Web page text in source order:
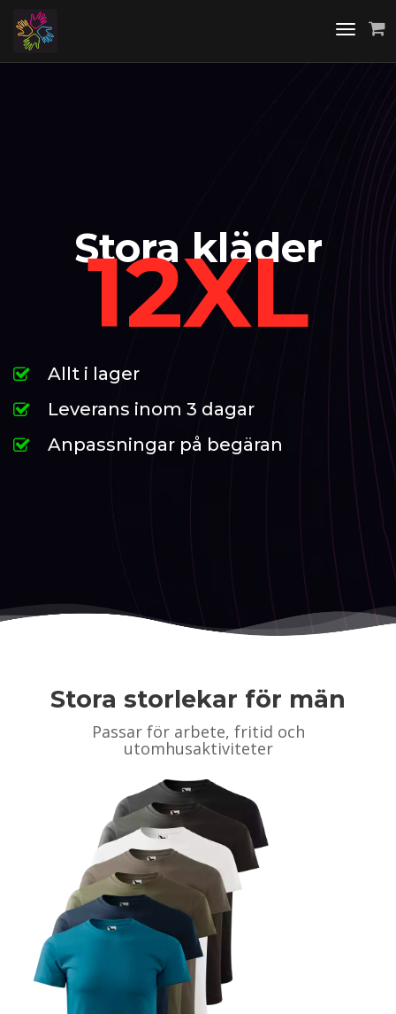
Toggle
Stora kläder
12XL
Allt i lager
Leverans inom 3 dagar
Anpassningar på begäran
Stora storlekar för män
Passar för arbete, fritid och
utomhusaktiviteter